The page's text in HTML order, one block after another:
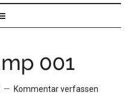
001
Kommentar verfassen